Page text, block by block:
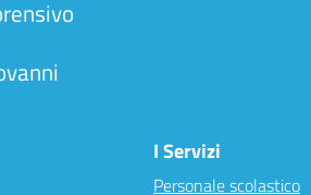
I Servizi
Personale scolastico